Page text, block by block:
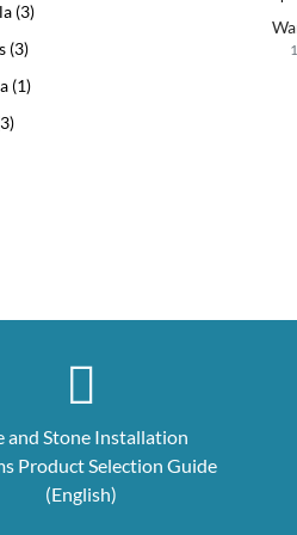
(3)
(3)
(1)
and Stone Installation
Product Selection Guide
(English)